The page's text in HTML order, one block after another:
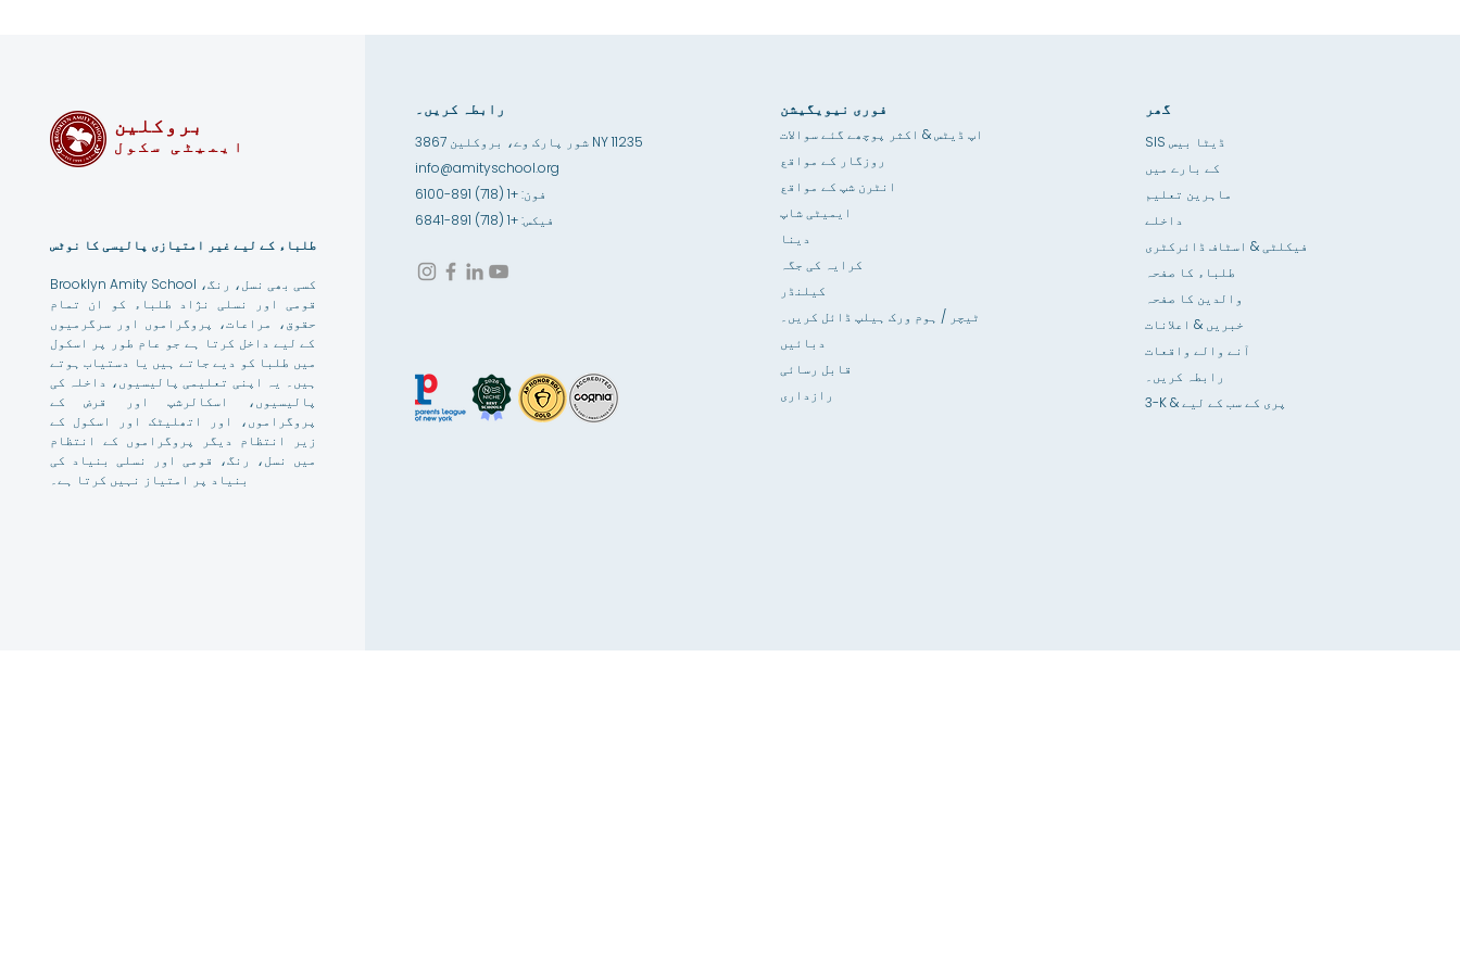
بروکلین
ایمیٹی سکول
طلباء کے لیے غیر امتیازی پالیسی کا نوٹس
Brooklyn Amity School کسی بھی نسل، رنگ،
قومی اور نسلی نژاد طلباء کو ان تمام
حقوق، مراعات، پروگراموں اور سرگرمیوں
کے لیے داخل کرتا ہے جو عام طور پر اسکول
میں طلبا کو دیے جاتے ہیں یا دستیاب ہوتے
ہیں۔ یہ اپنی تعلیمی پالیسیوں، داخلہ کی
پالیسیوں، اسکالرشپ اور قرض کے
پروگراموں، اور اتھلیٹک اور اسکول کے
زیر انتظام دیگر پروگراموں کے انتظام
میں نسل، رنگ، قومی اور نسلی بنیاد کی
بنیاد پر امتیاز نہیں کرتا ہے۔
رابطہ کریں۔
3867 شور پارک وے، بروکلین NY 11235
info@amityschool.org
فون: +1 (718) 891-6100
فوری نیویگیشن
اپ ڈیٹس & اکثر پوچھے گئے سوالات
روزگار کے مواقع
انٹرن شپ کے مواقع
ایمیٹی شاپ
دینا
کرایہ کی جگہ
کیلنڈر
ٹیچر / ہوم ورک ہیلپ ڈائل کریں۔
دبائیں
رازداری
گھر
SIS ڈیٹا بیس
کے بارے میں
ماہرین تعلیم
داخلے
فیکلٹی & اسٹاف ڈائرکٹری
طلباء کا صفحہ
والدین کا صفحہ
خبریں & اعلانات
رابطہ کریں۔
3-K & پری کے سب کے لیے